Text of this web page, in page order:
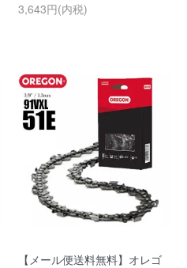
3,643円(内税)
【メール便送料無料】オレゴ